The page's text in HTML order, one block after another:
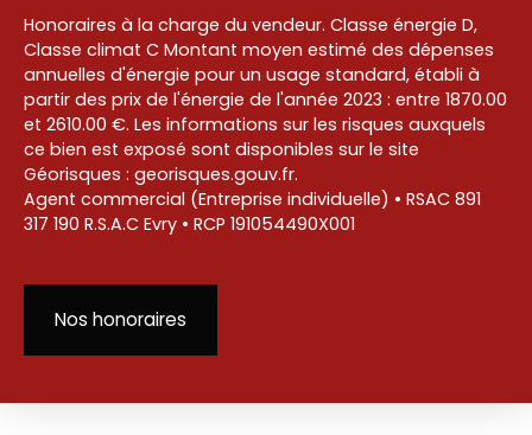
Honoraires à la charge du vendeur. Classe énergie D,
Classe climat C Montant moyen estimé des dépenses
annuelles d'énergie pour un usage standard, établi à
partir des prix de l'énergie de l'année 2023 : entre 1870.00
et 2610.00 €. Les informations sur les risques auxquels
ce bien est exposé sont disponibles sur le site
Géorisques : georisques.gouv.fr.
Agent commercial (Entreprise individuelle) • RSAC 891
317 190 R.S.A.C Evry • RCP 191054490X001
Nos honoraires